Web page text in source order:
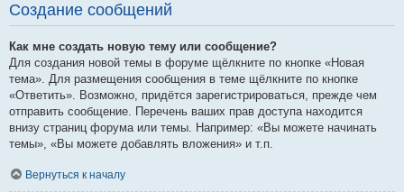
Создание сообщений
Как мне создать новую тему или сообщение?
Для создания новой темы в форуме щёлкните по кнопке «Новая
тема». Для размещения сообщения в теме щёлкните по кнопке
«Ответить». Возможно, придётся зарегистрироваться, прежде чем
отправить сообщение. Перечень ваших прав доступа находится
внизу страниц форума или темы. Например: «Вы можете начинать
темы», «Вы можете добавлять вложения» и т.п.
Вернуться к началу